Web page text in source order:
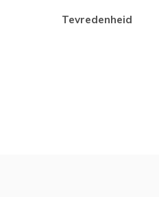
tevredenheid